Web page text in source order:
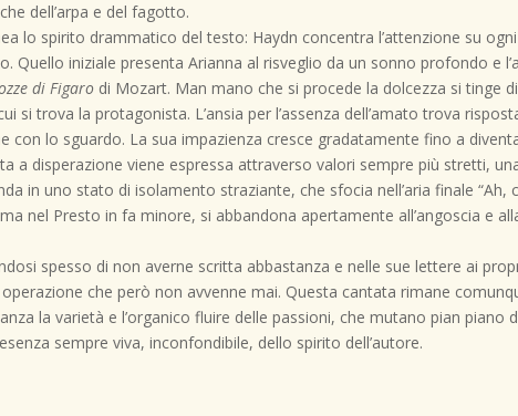
dell’arpa e del fagotto.
lo spirito drammatico del testo: Haydn concentra l’attenzione su
iniziale presenta Arianna al risveglio da un sonno profondo e
di Figaro di Mozart. Man mano che si procede la dolcezza si tinge
trova la protagonista. L’ansia per l’assenza dell’amato trova
con lo sguardo. La sua impazienza cresce gradatamente fino a
a disperazione viene espressa attraverso valori sempre più stretti,
in uno stato di isolamento straziante, che sfocia nell’aria finale “Ah,
nel Presto in fa minore, si abbandona apertamente all’angoscia e
spesso di non averne scritta abbastanza e nelle sue lettere ai
operazione che però non avvenne mai. Questa cantata rimane
la varietà e l’organico fluire delle passioni, che mutano pian piano
sempre viva, inconfondibile, dello spirito dell’autore.